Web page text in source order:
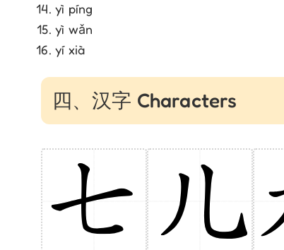
yì píng
yì wǎn
yí xià
四、汉字 Characters